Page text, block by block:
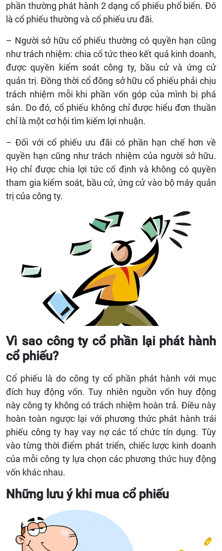
phần thường phát hành 2 dạng cổ phiếu phổ biến. Đó
là cổ phiếu thường và cổ phiếu ưu đãi.
– Người sở hữu cổ phiếu thường có quyền hạn cũng
như trách nhiệm: chia cổ tức theo kết quả kinh doanh,
được quyền kiểm soát công ty, bầu cử và ứng cử
quản trị. Đồng thời cổ đông sở hữu cổ phiếu phải chịu
trách nhiệm mỗi khi phần vốn góp của mình bị phá
sản. Do đó, cổ phiếu không chỉ được hiểu đơn thuần
chỉ là một cơ hội tìm kiếm lợi nhuận.
– Đối với cổ phiếu ưu đãi có phần hạn chế hơn về
quyền hạn cũng như trách nhiệm của người sở hữu.
Họ chỉ được chia lợi tức cố định và không có quyền
tham gia kiểm soát, bầu cử, ứng cử vào bộ máy quản
trị của công ty.
Vì sao công ty cổ phần lại phát hành
cổ phiếu?
Cổ phiếu là do công ty cổ phần phát hành với mục
đích huy động vốn. Tuy nhiên nguồn vốn huy động
này công ty không có trách nhiệm hoàn trả. Điều này
hoàn toàn ngược lại với phương thức phát hành trái
phiếu công ty hay vay nợ các tổ chức tín dụng. Tùy
vào từng thời điểm phát triển, chiếc lược kinh doanh
của mỗi công ty lựa chọn các phương thức huy động
vốn khác nhau.
Những lưu ý khi mua cổ phiếu